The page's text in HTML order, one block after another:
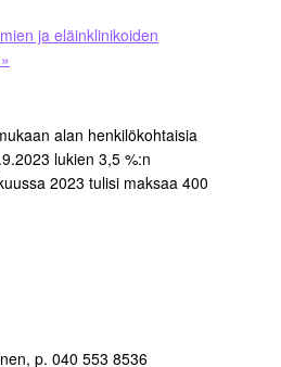
ja eläinklinikoiden
alan henkilökohtaisia
lukien 3,5 %:n
2023 tulisi maksaa 400
p. 040 553 8536